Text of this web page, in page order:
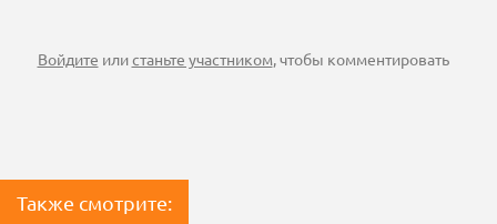
Войдите илистаньте участником, чтобы комментировать
Также смотрите: